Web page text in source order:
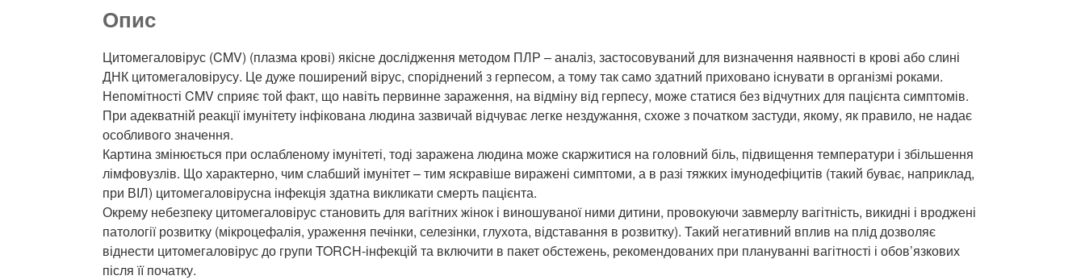
Опис
Цитомегаловірус (CMV) (плазма крові) якісне дослідження методом ПЛР – аналіз, застосовуваний для визначення наявності в крові або слині
ДНК цитомегаловірусу. Це дуже поширений вірус, споріднений з герпесом, а тому так само здатний приховано існувати в організмі роками.
Непомітності CMV сприяє той факт, що навіть первинне зараження, на відміну від герпесу, може статися без відчутних для пацієнта симптомів.
При адекватній реакції імунітету інфікована людина зазвичай відчуває легке нездужання, схоже з початком застуди, якому, як правило, не надає
особливого значення.
Картина змінюється при ослабленому імунітеті, тоді заражена людина може скаржитися на головний біль, підвищення температури і збільшення
лімфовузлів. Що характерно, чим слабший імунітет – тим яскравіше виражені симптоми, а в разі тяжких імунодефіцитів (такий буває, наприклад,
при ВІЛ) цитомегаловірусна інфекція здатна викликати смерть пацієнта.
Окрему небезпеку цитомегаловірус становить для вагітних жінок і виношуваної ними дитини, провокуючи завмерлу вагітність, викидні і вроджені
патології розвитку (мікроцефалія, ураження печінки, селезінки, глухота, відставання в розвитку). Такий негативний вплив на плід дозволяє
віднести цитомегаловірус до групи TORCH-інфекцій та включити в пакет обстежень, рекомендованих при плануванні вагітності і обов’язкових
після її початку.